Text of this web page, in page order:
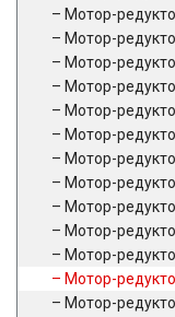
Мотор-
Мотор-
Мотор-
Мотор-
Мотор-
Мотор-
Мотор-
Мотор-
Мотор-
Мотор-
Мотор-
Мотор-
Мотор-